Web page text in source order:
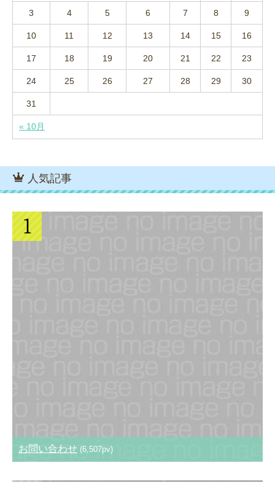
« 10月
3 4 5 6 7 8 9
10 11 12 13 14 15 16
17 18 19 20 21 22 23
24 25 26 27 28 29 30
31
人気記事
お問い合わせ (6,507pv)